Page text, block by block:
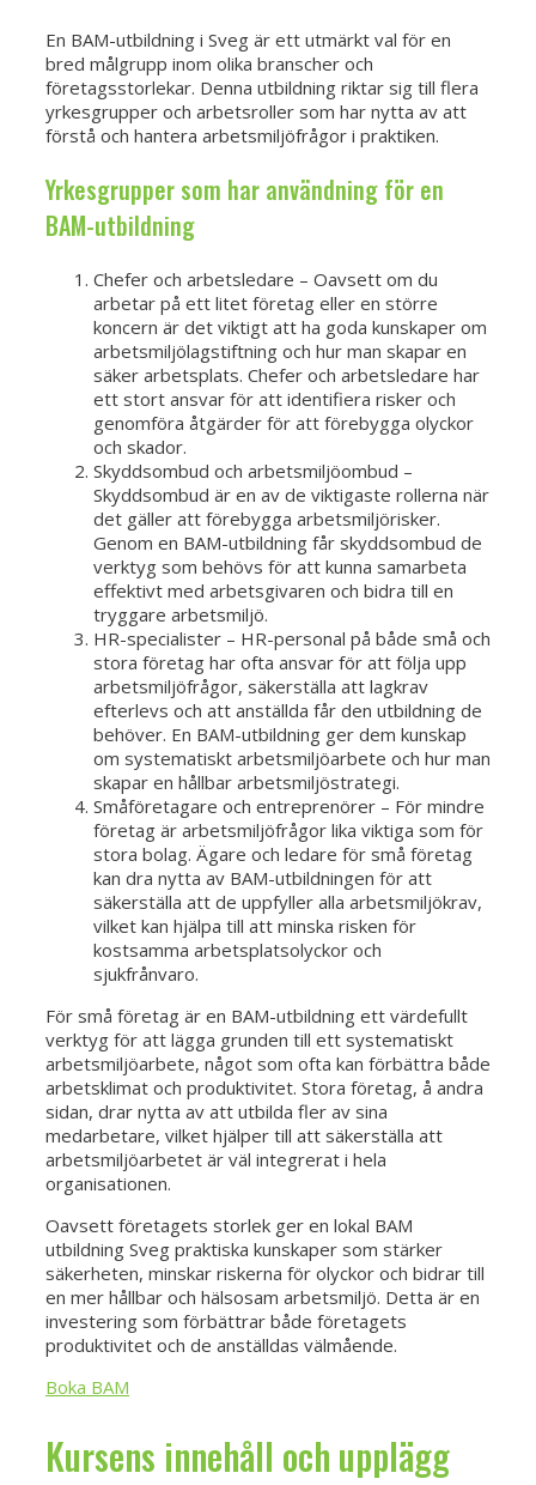
En BAM-utbildning i Sveg är ett utmärkt val för en
bred målgrupp inom olika branscher och
företagsstorlekar. Denna utbildning riktar sig till flera
yrkesgrupper och arbetsroller som har nytta av att
förstå och hantera arbetsmiljöfrågor i praktiken.
Yrkesgrupper som har användning för en
BAM-utbildning
Chefer och arbetsledare – Oavsett om du
arbetar på ett litet företag eller en större
koncern är det viktigt att ha goda kunskaper om
arbetsmiljölagstiftning och hur man skapar en
säker arbetsplats. Chefer och arbetsledare har
ett stort ansvar för att identifiera risker och
genomföra åtgärder för att förebygga olyckor
och skador.
Skyddsombud och arbetsmiljöombud –
Skyddsombud är en av de viktigaste rollerna när
det gäller att förebygga arbetsmiljörisker.
Genom en BAM-utbildning får skyddsombud de
verktyg som behövs för att kunna samarbeta
effektivt med arbetsgivaren och bidra till en
tryggare arbetsmiljö.
HR-specialister – HR-personal på både små och
stora företag har ofta ansvar för att följa upp
arbetsmiljöfrågor, säkerställa att lagkrav
efterlevs och att anställda får den utbildning de
behöver. En BAM-utbildning ger dem kunskap
om systematiskt arbetsmiljöarbete och hur man
skapar en hållbar arbetsmiljöstrategi.
Småföretagare och entreprenörer – För mindre
företag är arbetsmiljöfrågor lika viktiga som för
stora bolag. Ägare och ledare för små företag
kan dra nytta av BAM-utbildningen för att
säkerställa att de uppfyller alla arbetsmiljökrav,
vilket kan hjälpa till att minska risken för
kostsamma arbetsplatsolyckor och
sjukfrånvaro.
För små företag är en BAM-utbildning ett värdefullt
verktyg för att lägga grunden till ett systematiskt
arbetsmiljöarbete, något som ofta kan förbättra både
arbetsklimat och produktivitet. Stora företag, å andra
sidan, drar nytta av att utbilda fler av sina
medarbetare, vilket hjälper till att säkerställa att
arbetsmiljöarbetet är väl integrerat i hela
organisationen.
Oavsett företagets storlek ger en lokal BAM
utbildning Sveg praktiska kunskaper som stärker
säkerheten, minskar riskerna för olyckor och bidrar till
en mer hållbar och hälsosam arbetsmiljö. Detta är en
investering som förbättrar både företagets
produktivitet och de anställdas välmående.
Boka BAM
Kursens innehåll och upplägg